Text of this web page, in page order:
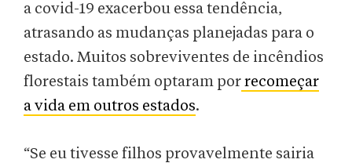
a covid-19 exacerbou essa tendência,
atrasando as mudanças planejadas para o
estado. Muitos sobreviventes de incêndios
florestais também optaram porrecomeçar
a vida em outros estados.
“Se eu tivesse filhos provavelmente sairia